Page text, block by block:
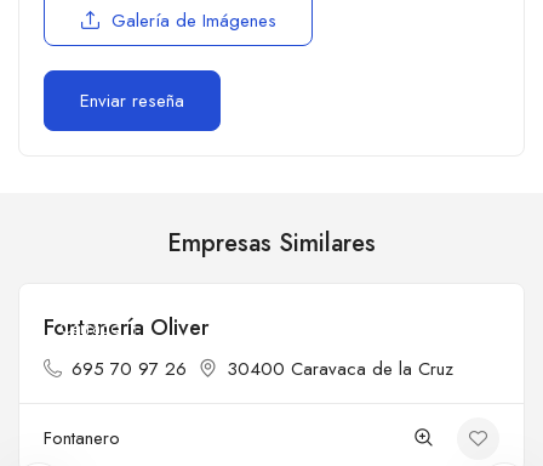
Galería de Imágenes
Empresas Similares
Cerrado
Fontanería Oliver
695 70 97 26 30400 Caravaca de la Cruz
Fontanero